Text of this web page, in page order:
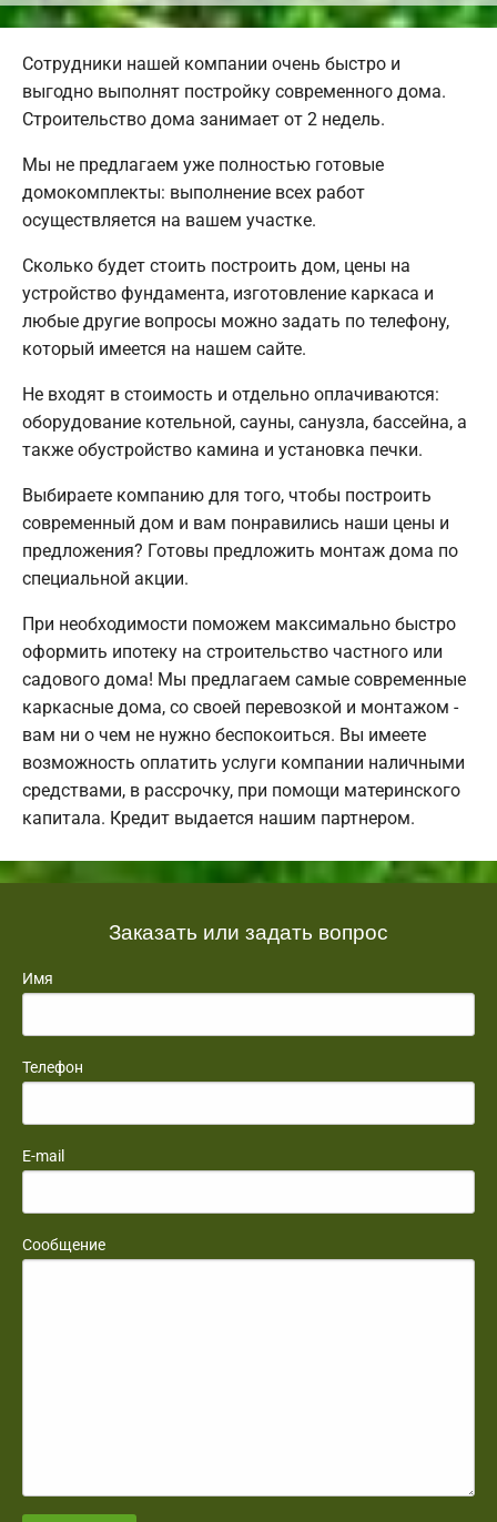
Сотрудники нашей компании очень быстро и
выгодно выполнят постройку современного дома.
Строительство дома занимает от 2 недель.
Мы не предлагаем уже полностью готовые
домокомплекты: выполнение всех работ
осуществляется на вашем участке.
Сколько будет стоить построить дом, цены на
устройство фундамента, изготовление каркаса и
любые другие вопросы можно задать по телефону,
который имеется на нашем сайте.
Не входят в стоимость и отдельно оплачиваются:
оборудование котельной, сауны, санузла, бассейна, а
также обустройство камина и установка печки.
Выбираете компанию для того, чтобы построить
современный дом и вам понравились наши цены и
предложения? Готовы предложить монтаж дома по
специальной акции.
При необходимости поможем максимально быстро
оформить ипотеку на строительство частного или
садового дома! Мы предлагаем самые современные
каркасные дома, со своей перевозкой и монтажом -
вам ни о чем не нужно беспокоиться. Вы имеете
возможность оплатить услуги компании наличными
средствами, в рассрочку, при помощи материнского
капитала. Кредит выдается нашим партнером.
Заказать или задать вопрос
Имя
Телефон
E-mail
Сообщение